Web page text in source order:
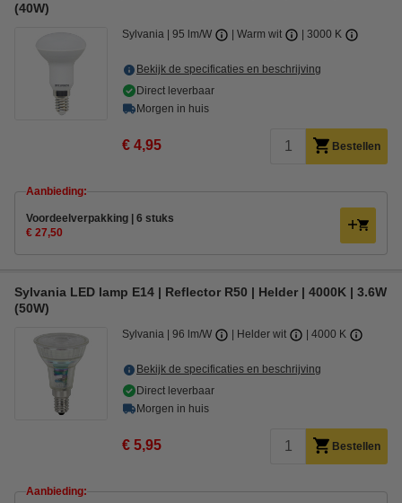
(40W)
Sylvania 95 lm/W Warm wit 3000 K
Bekijk de specificaties en beschrijving
Direct leverbaar
Morgen in huis
€ 4,95 Bestellen
Aanbieding:
Voordeelverpakking | 6 stuks
€ 27,50
Sylvania LED lamp E14 | Reflector R50 | Helder | 4000K | 3.6W
(50W)
Sylvania 96 lm/W Helder wit 4000 K
Bekijk de specificaties en beschrijving
Direct leverbaar
Morgen in huis
€ 5,95 Bestellen
Aanbieding: